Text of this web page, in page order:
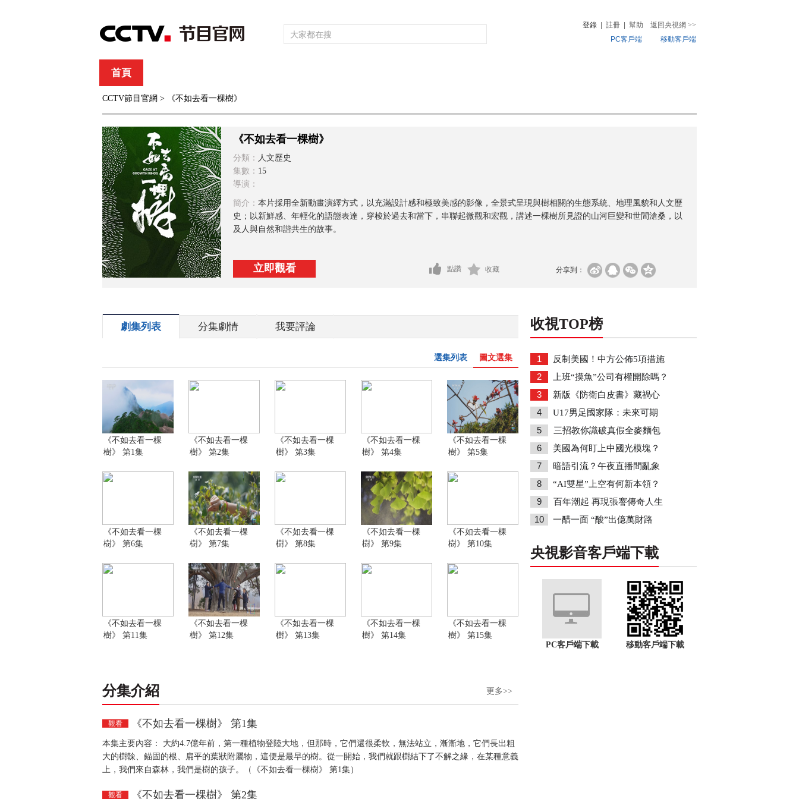
登錄 註冊 幫助 返回央視網 >>
PC客戶端
移動客戶端
首頁
綜合 新聞 財經 綜藝 中文國際
CCTV節目官網 > 《不如去看一棵樹》
《不如去看一棵樹》
分類： 人文歷史
集數： 15
導演：
簡介： 本片採用全新動畫演繹方式，以充滿設計感和極致美感的影像，全景式呈現與樹相關的生態系統、地理風貌和人文歷
史；以新鮮感、年輕化的語態表達，穿梭於過去和當下，串聯起微觀和宏觀，講述一棵樹所見證的山河巨變和世間滄桑，以
及人與自然和諧共生的故事。
立即觀看 分享到：
點讚 收藏
劇集列表 分集劇情 我要評論
圖文選集
選集列表
《不如去看一棵
樹》 第1集
《不如去看一棵
樹》 第2集
《不如去看一棵
樹》 第3集
《不如去看一棵
樹》 第4集
《不如去看一棵
樹》 第5集
《不如去看一棵
樹》 第6集
《不如去看一棵
樹》 第7集
《不如去看一棵
樹》 第8集
《不如去看一棵
樹》 第9集
《不如去看一棵
樹》 第10集
《不如去看一棵
樹》 第11集
《不如去看一棵
樹》 第12集
《不如去看一棵
樹》 第13集
《不如去看一棵
樹》 第14集
《不如去看一棵
樹》 第15集
分集介紹 更多>>
觀看 《不如去看一棵樹》 第1集
本集主要內容： 大約4.7億年前，第一種植物登陸大地，但那時，它們還很柔軟，無法站立，漸漸地，它們長出粗
大的樹榦、錨固的根、扁平的葉狀附屬物，這便是最早的樹。從一開始，我們就跟樹結下了不解之緣，在某種意義
上，我們來自森林，我們是樹的孩子。（《不如去看一棵樹》 第1集）
觀看 《不如去看一棵樹》 第2集
收視TOP榜
1 反制美國！中方公佈5項措施
2 上班“摸魚”公司有權開除嗎？
3 新版《防衛白皮書》藏禍心
4 U17男足國家隊：未來可期
5 三招教你識破真假全麥麵包
6 美國為何盯上中國光模塊？
7 暗語引流？午夜直播間亂象
8 “AI雙星”上空有何新本領？
9 百年潮起 再現張謇傳奇人生
10 一醋一面 “酸”出億萬財路
央視影音客戶端下載
PC客戶端下載 移動客戶端下載